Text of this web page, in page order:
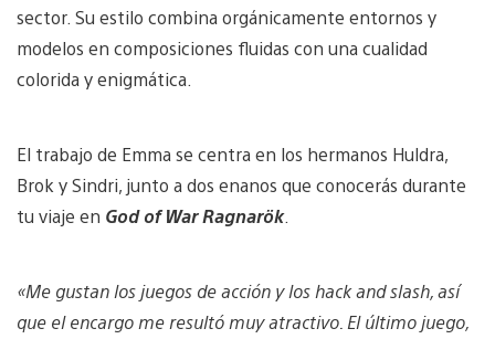
sector. Su estilo combina orgánicamente entornos y
modelos en composiciones fluidas con una cualidad
colorida y enigmática.
El trabajo de Emma se centra en los hermanos Huldra,
Brok y Sindri, junto a dos enanos que conocerás durante
tu viaje en God of War Ragnarök.
«Me gustan los juegos de acción y los hack and slash, así
que el encargo me resultó muy atractivo. El último juego,